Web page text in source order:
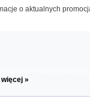
o aktualnych
więcej »